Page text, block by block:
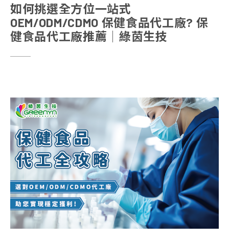
如何挑選全方位一站式
OEM/ODM/CDMO 保健食品代工廠? 保
健食品代工廠推薦│綠茵生技